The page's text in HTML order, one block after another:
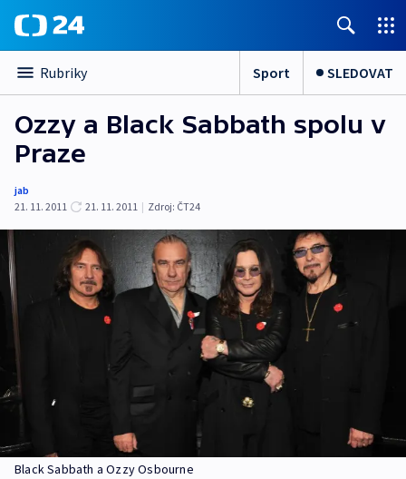
Rubriky Sport SLEDOVAT
Ozzy a Black Sabbath spolu v
Praze
jab
21. 11. 2011
21. 11. 2011 | Zdroj: ČT24
Black Sabbath a Ozzy Osbourne